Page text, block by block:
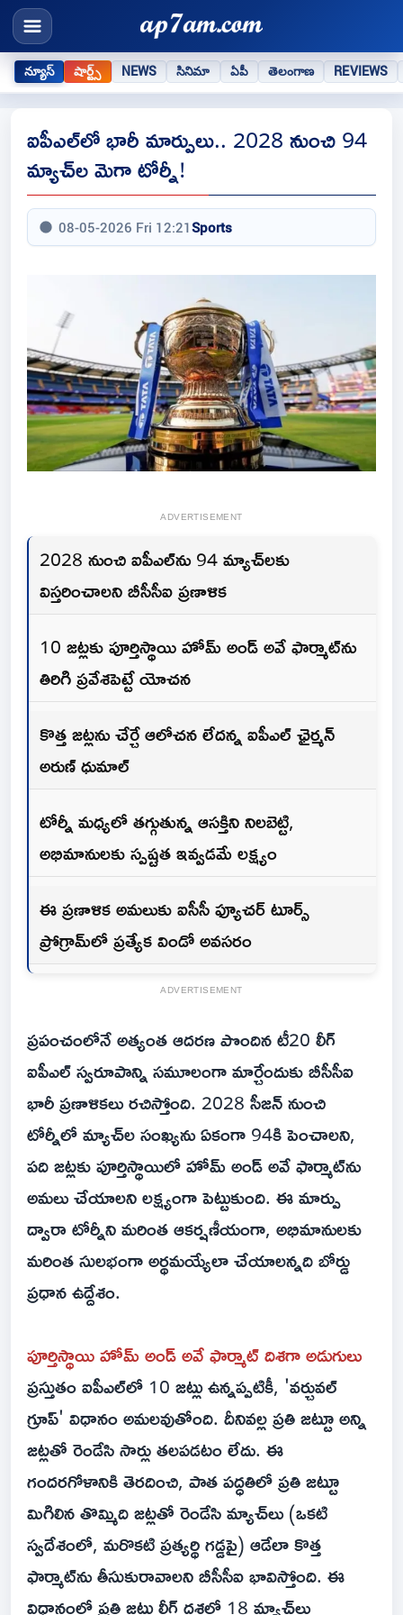
న్యూస్ షార్ట్స్ NEWS సినిమా ఏపీ తెలంగాణ REVIEWS
ఐపీఎల్‌లో భారీ మార్పులు.. 2028 నుంచి 94
మ్యాచ్‌ల మెగా టోర్నీ!
08-05-2026 Fri 12:21Sports
ADVERTISEMENT
2028 నుంచి ఐపీఎల్‌ను 94 మ్యాచ్‌లకు
విస్తరించాలని బీసీసీఐ ప్రణాళిక
10 జట్లకు పూర్తిస్థాయి హోమ్ అండ్ అవే ఫార్మాట్‌ను
తిరిగి ప్రవేశపెట్టే యోచన
కొత్త జట్లను చేర్చే ఆలోచన లేదన్న‌ ఐపీఎల్ ఛైర్మన్
అరుణ్ ధుమాల్
టోర్నీ మధ్యలో తగ్గుతున్న ఆసక్తిని నిలబెట్టి,
అభిమానులకు స్పష్టత ఇవ్వడమే లక్ష్యం
ఈ ప్రణాళిక అమలుకు ఐసీసీ ఫ్యూచర్ టూర్స్
ప్రోగ్రామ్‌లో ప్రత్యేక విండో అవసరం
ADVERTISEMENT
ప్రపంచంలోనే అత్యంత ఆదరణ పొందిన టీ20 లీగ్
ఐపీఎల్ స్వరూపాన్ని సమూలంగా మార్చేందుకు బీసీసీఐ
భారీ ప్రణాళికలు రచిస్తోంది. 2028 సీజన్ నుంచి
టోర్నీలో మ్యాచ్‌ల సంఖ్యను ఏకంగా 94కి పెంచాలని,
పది జట్లకు పూర్తిస్థాయిలో హోమ్ అండ్ అవే ఫార్మాట్‌ను
అమలు చేయాలని లక్ష్యంగా పెట్టుకుంది. ఈ మార్పు
ద్వారా టోర్నీని మరింత ఆకర్షణీయంగా, అభిమానులకు
మరింత సులభంగా అర్థమయ్యేలా చేయాలన్నది బోర్డు
ప్రధాన ఉద్దేశం.
పూర్తిస్థాయి హోమ్ అండ్ అవే ఫార్మాట్‌ దిశగా అడుగులు
ప్రస్తుతం ఐపీఎల్‌లో 10 జట్లు ఉన్నప్పటికీ, 'వర్చువల్
గ్రూప్' విధానం అమలవుతోంది. దీనివల్ల ప్రతి జట్టూ అన్ని
జట్లతో రెండేసి సార్లు తలపడటం లేదు. ఈ
గందరగోళానికి తెరదించి, పాత పద్ధతిలో ప్రతి జట్టూ
మిగిలిన తొమ్మిది జట్లతో రెండేసి మ్యాచ్‌లు (ఒకటి
స్వదేశంలో, మరొకటి ప్రత్యర్థి గడ్డపై) ఆడేలా కొత్త
ఫార్మాట్‌ను తీసుకురావాలని బీసీసీఐ భావిస్తోంది. ఈ
విధానంలో ప్రతి జట్టు లీగ్ దశలో 18 మ్యాచ్‌లు